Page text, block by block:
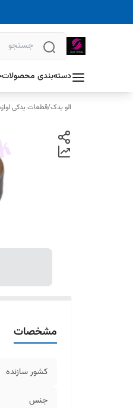
دسته‌بندی محصولات
الو یدک/قطعات یدکی
مشخصات
کشور سازنده
جنس